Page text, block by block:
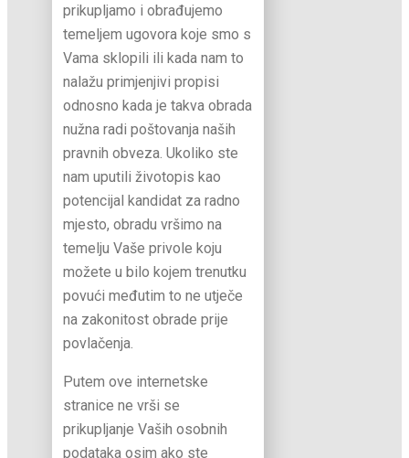
prikupljamo i obrađujemo
temeljem ugovora koje smo s
Vama sklopili ili kada nam to
nalažu primjenjivi propisi
odnosno kada je takva obrada
nužna radi poštovanja naših
pravnih obveza. Ukoliko ste
nam uputili životopis kao
potencijal kandidat za radno
mjesto, obradu vršimo na
temelju Vaše privole koju
možete u bilo kojem trenutku
povući međutim to ne utječe
na zakonitost obrade prije
povlačenja.
Putem ove internetske
stranice ne vrši se
prikupljanje Vaših osobnih
podataka osim ako ste